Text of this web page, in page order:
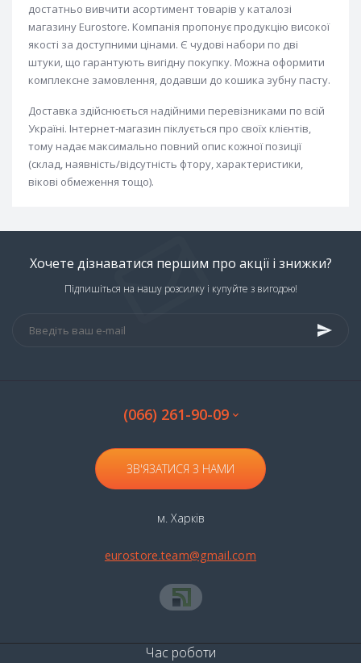
достатньо вивчити асортимент товарів у каталозі
магазину Eurostore. Компанія пропонує продукцію високої
якості за доступними цінами. Є чудові набори по дві
штуки, що гарантують вигідну покупку. Можна оформити
комплексне замовлення, додавши до кошика зубну пасту.
Доставка здійснюється надійними перевізниками по всій
Україні. Інтернет-магазин піклується про своїх клієнтів,
тому надає максимально повний опис кожної позиції
(склад, наявність/відсутність фтору, характеристики,
вікові обмеження тощо).
Хочете дізнаватися першим про акції і знижки?
Підпишіться на нашу розсилку і купуйте з вигодою!
(066) 261-90-09
ЗВ'ЯЗАТИСЯ З НАМИ
м. Харків
eurostore.team@gmail.com
Час роботи